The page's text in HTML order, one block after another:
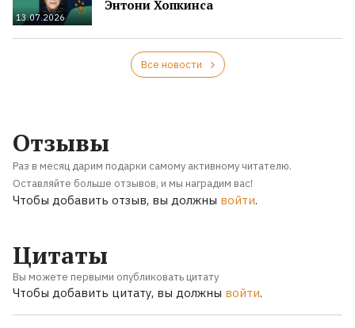
13.07.2026
Энтони Хопкинса
Все новости
Отзывы
Раз в месяц дарим подарки самому активному читателю.
Оставляйте больше отзывов, и мы наградим вас!
Чтобы добавить отзыв, вы должны войти.
Цитаты
Вы можете первыми опубликовать цитату
Чтобы добавить цитату, вы должны войти.